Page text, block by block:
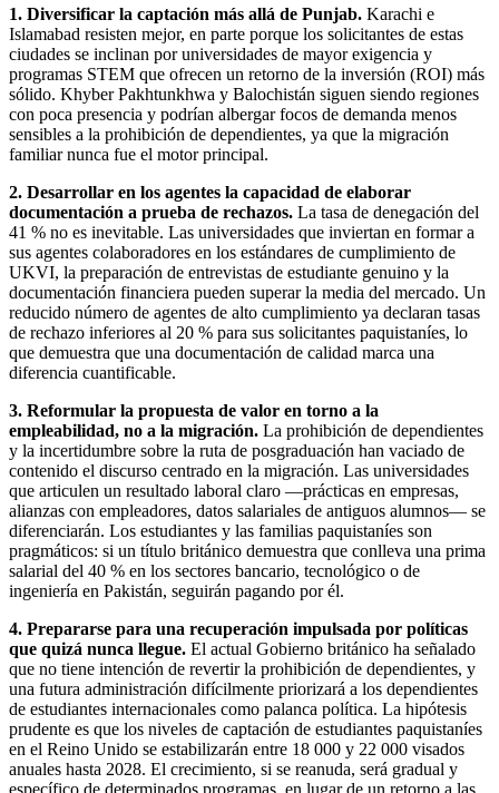
1. Diversificar la captación más allá de Punjab. Karachi e
Islamabad resisten mejor, en parte porque los solicitantes de estas
ciudades se inclinan por universidades de mayor exigencia y
programas STEM que ofrecen un retorno de la inversión (ROI) más
sólido. Khyber Pakhtunkhwa y Balochistán siguen siendo regiones
con poca presencia y podrían albergar focos de demanda menos
sensibles a la prohibición de dependientes, ya que la migración
familiar nunca fue el motor principal.
2. Desarrollar en los agentes la capacidad de elaborar
documentación a prueba de rechazos. La tasa de denegación del
41 % no es inevitable. Las universidades que inviertan en formar a
sus agentes colaboradores en los estándares de cumplimiento de
UKVI, la preparación de entrevistas de estudiante genuino y la
documentación financiera pueden superar la media del mercado. Un
reducido número de agentes de alto cumplimiento ya declaran tasas
de rechazo inferiores al 20 % para sus solicitantes paquistaníes, lo
que demuestra que una documentación de calidad marca una
diferencia cuantificable.
3. Reformular la propuesta de valor en torno a la
empleabilidad, no a la migración. La prohibición de dependientes
y la incertidumbre sobre la ruta de posgraduación han vaciado de
contenido el discurso centrado en la migración. Las universidades
que articulen un resultado laboral claro —prácticas en empresas,
alianzas con empleadores, datos salariales de antiguos alumnos— se
diferenciarán. Los estudiantes y las familias paquistaníes son
pragmáticos: si un título británico demuestra que conlleva una prima
salarial del 40 % en los sectores bancario, tecnológico o de
ingeniería en Pakistán, seguirán pagando por él.
4. Prepararse para una recuperación impulsada por políticas
que quizá nunca llegue. El actual Gobierno británico ha señalado
que no tiene intención de revertir la prohibición de dependientes, y
una futura administración difícilmente priorizará a los dependientes
de estudiantes internacionales como palanca política. La hipótesis
prudente es que los niveles de captación de estudiantes paquistaníes
en el Reino Unido se estabilizarán entre 18 000 y 22 000 visados
anuales hasta 2028. El crecimiento, si se reanuda, será gradual y